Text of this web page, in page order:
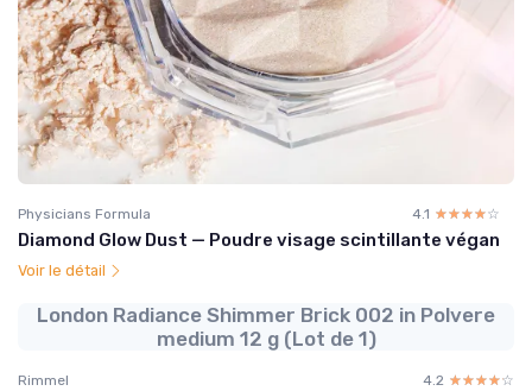
Physicians Formula 4.1 ☆☆☆☆☆
★★★★★
Diamond Glow Dust — Poudre visage scintillante végan
Voir le détail
London Radiance Shimmer Brick 002 in Polvere
medium 12 g (Lot de 1)
Rimmel 4.2 ☆☆☆☆☆
★★★★★